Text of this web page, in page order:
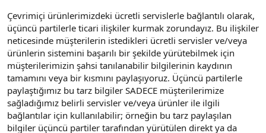
Çevrimiçi ürünlerimizdeki ücretli servislerle bağlantılı olarak,
üçüncü partilerle ticari ilişkiler kurmak zorundayız. Bu ilişkiler
neticesinde müşterilerin istedikleri ücretli servisler ve/veya
ürünlerin sistemini başarılı bir şekilde yürütebilmek için
müşterilerimizin şahsi tanılanabilir bilgilerinin kaydının
tamamını veya bir kısmını paylaşıyoruz. Üçüncü partilerle
paylaştığımız bu tarz bilgiler SADECE müşterilerimize
sağladığımız belirli servisler ve/veya ürünler ile ilgili
bağlantılar için kullanılabilir; örneğin bu tarz paylaşılan
bilgiler üçüncü partiler tarafından yürütülen direkt ya da